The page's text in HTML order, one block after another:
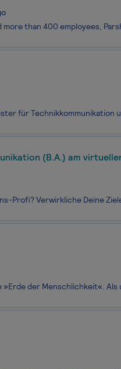
(B.A.) am